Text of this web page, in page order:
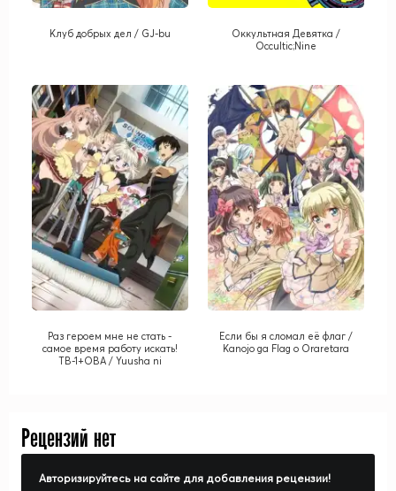
Клуб добрых дел / GJ-bu
Оккультная Девятка /
Occultic;Nine
Раз героем мне не стать -
самое время работу искать!
ТВ-1+ОВА / Yuusha ni
Если бы я сломал её флаг /
Kanojo ga Flag o Oraretara
Рецензий нет
Авторизируйтесь на сайте для добавления рецензии!